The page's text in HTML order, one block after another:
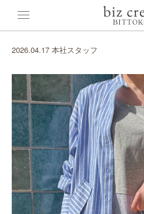
2026.04.17 本社スタッフ